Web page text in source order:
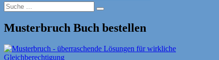
Suche
nach:
Suche
Musterbruch Buch bestellen